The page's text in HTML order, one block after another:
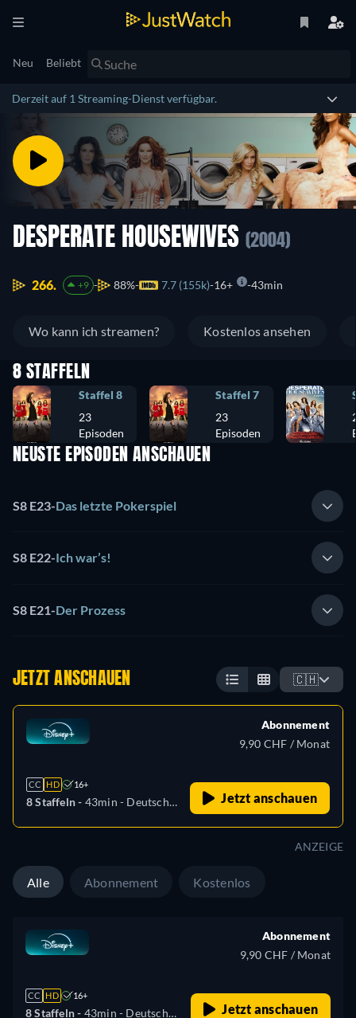
Neu Beliebt
Derzeit auf 1 Streaming-Dienst verfügbar.
DESPERATE HOUSEWIVES (2004)
266. +9 88% 7.7 (155k) 16+ 43min
Wo kann ich streamen? Kostenlos ansehen
8 STAFFELN
Staffel 8
23
Episoden
Staffel 7
23
Episoden
NEUSTE EPISODEN ANSCHAUEN
S8 E23-Das letzte Pokerspiel
S8 E22-Ich war’s!
S8 E21-Der Prozess
JETZT ANSCHAUEN 🇨🇭
CC HD 16+
8 Staffeln - 43min - Deutsch,
Ungarisch, Italienisch,
Japanisch, Polnisch,
Türkisch
Abonnement
9,90 CHF / Monat
Jetzt anschauen
ANZEIGE
Alle Abonnement Kostenlos
CC HD 16+
8 Staffeln - 43min - Deutsch,
Abonnement
9,90 CHF / Monat
Jetzt anschauen